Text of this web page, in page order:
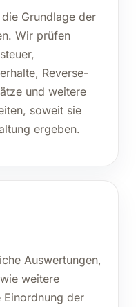
Grundlage der
Wir prüfen
Reverse-
und weitere
soweit sie
ergeben.
Auswertungen,
weitere
Einordnung der